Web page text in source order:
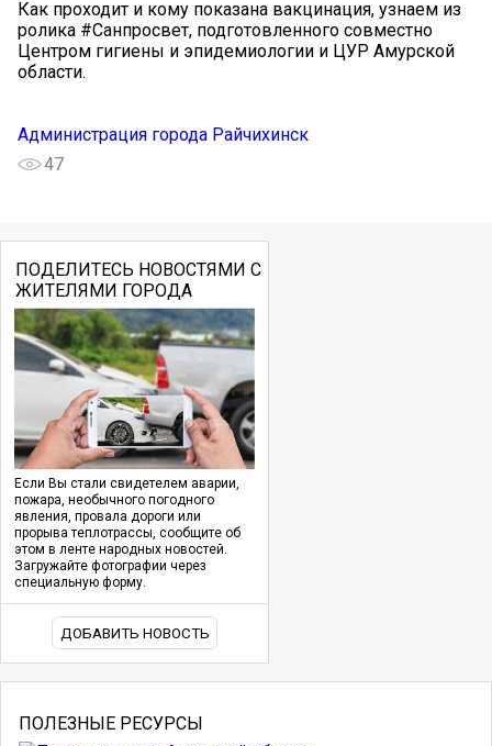
Как проходит и кому показана вакцинация, узнаем из
ролика #Санпросвет, подготовленного совместно
Центром гигиены и эпидемиологии и ЦУР Амурской
области.
Администрация города Райчихинск
47
ПОДЕЛИТЕСЬ НОВОСТЯМИ С
ЖИТЕЛЯМИ ГОРОДА
Если Вы стали свидетелем аварии,
пожара, необычного погодного
явления, провала дороги или
прорыва теплотрассы, сообщите об
этом в ленте народных новостей.
Загружайте фотографии через
специальную форму.
ДОБАВИТЬ НОВОСТЬ
ПОЛЕЗНЫЕ РЕСУРСЫ